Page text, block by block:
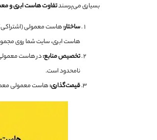
بسیاری می‌پرسندتفاوت هاست ابری و
ساختار:هاست معمولی (اشتراکی/
هاست ابری، سایت شما روی
تخصیص منابع:در هاست
نامحدود است.
قیمت‌گذاری:هاست معمولی